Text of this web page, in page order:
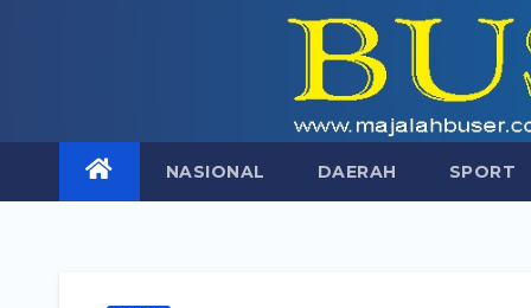
NASIONAL DAERAH SPORT